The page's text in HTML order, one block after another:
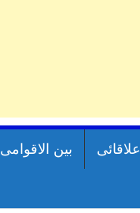
علاقائی بین الاقوامی